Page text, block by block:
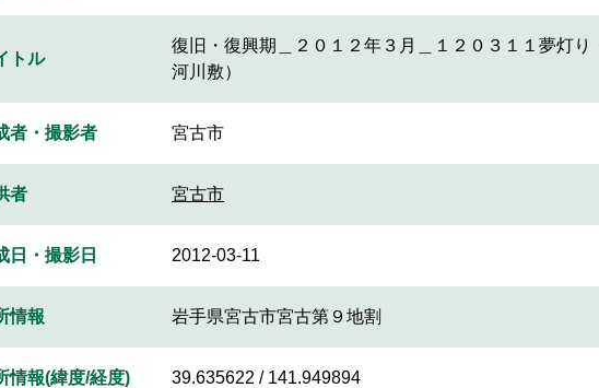
トル
復旧・復興期＿２０１２年３月＿１２０３１１夢灯り
河川敷）
者・撮影者 宮古市
者 宮古市
日・撮影日 2012-03-11
情報 岩手県宮古市宮古第９地割
情報(緯度/経度) 39.635622 / 141.949894